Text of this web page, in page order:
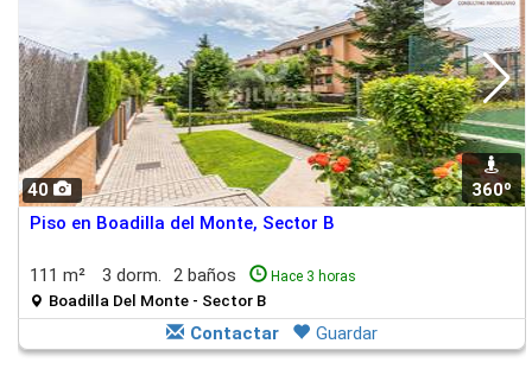
40 360º
Piso en Boadilla del Monte, Sector B
111 m² 3 dorm. 2 baños Hace 3 horas
Boadilla Del Monte - Sector B
Contactar Guardar